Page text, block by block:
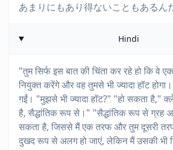
あまりにもあり得ないこともあるん
Hindi
"तुम सिर्फ इस बात की चिंता कर रहे हो कि वे
नियुक्त करेंगे और वह तुमसे भी ज्यादा हॉट
गईं। "मुझसे भी ज्यादा हॉट?" "हो सकता है,"
है, सैद्धांतिक रूप से।" "सैद्धांतिक रूप से ग्रह
सकता है, जिससे मैं एक तरफ और तुम दूसरी
दुखद रूप से अलग हो जाएं, लेकिन मैं उसकी भी